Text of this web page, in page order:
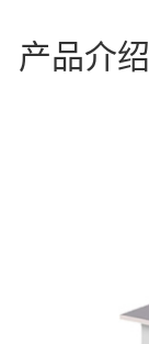
产品介绍